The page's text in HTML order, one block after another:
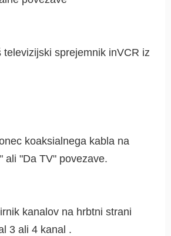
televizijski sprejemnik inVCR iz
koaksialnega kabla na
ali "Da TV" povezave.
kanalov na hrbtni strani
3 ali 4 kanal .